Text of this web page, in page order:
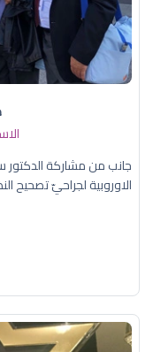
جانب من مشاركة
الاوروبية لجراحيّ تصحيح